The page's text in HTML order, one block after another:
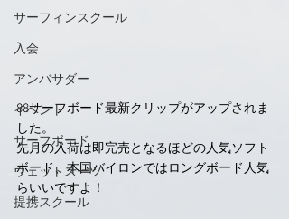
サーフィンスクール
入会
アンバサダー
イベント
サーフボード
ウェットスーツ
提携スクール
88サーフボード最新クリップがアップされま
した。
先月の入荷は即完売となるほどの人気ソフト
ボード、本国バイロンではロングボード人気
らいいですよ！